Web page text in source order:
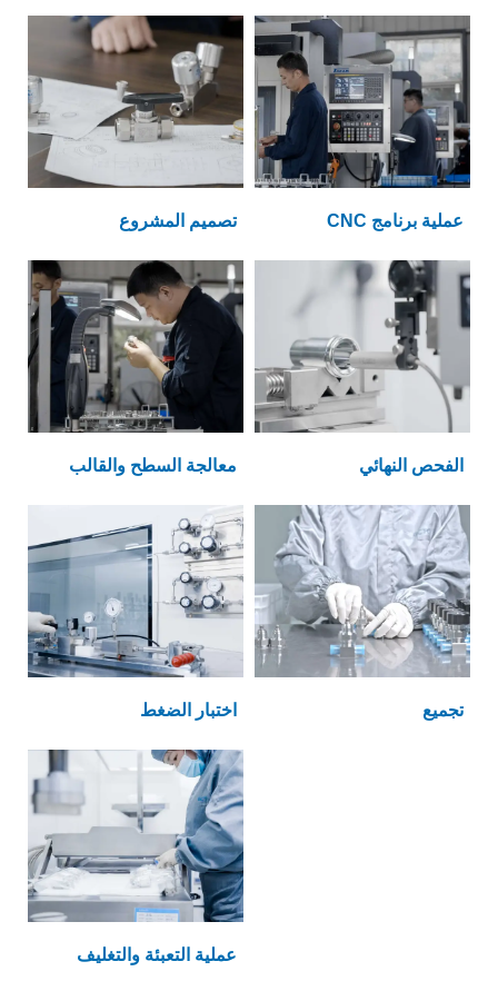
تصميم المشروع عملية برنامج CNC
معالجة السطح والقالب الفحص النهائي
اختبار الضغط تجميع
عملية التعبئة والتغليف